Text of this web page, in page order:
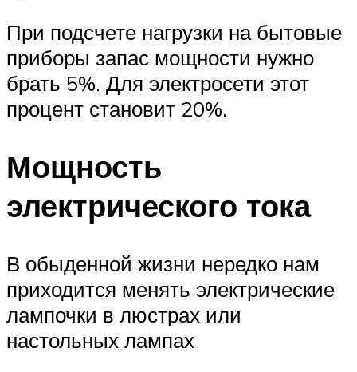
При подсчете нагрузки на бытовые
приборы запас мощности нужно
брать 5%. Для электросети этот
процент становит 20%.
Мощность
электрического тока
В обыденной жизни нередко нам
приходится менять электрические
лампочки в люстрах или
настольных лампах